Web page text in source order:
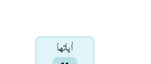
اٰياتها